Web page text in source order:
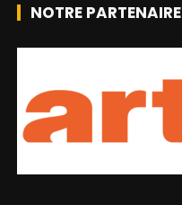
NOTRE PARTENAIRE